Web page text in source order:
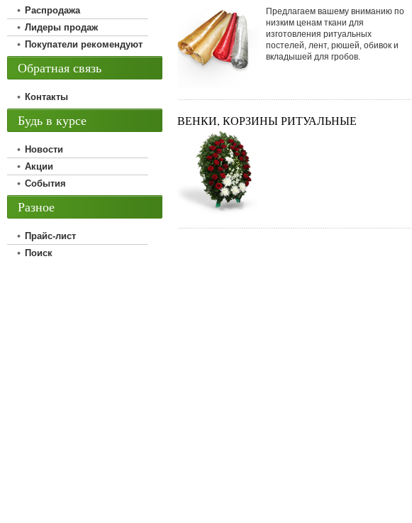
Предлагаем вашему вниманию по
низким ценам ткани для
изготовления ритуальных
постелей, лент, рюшей, обивок и
вкладышей для гробов.
ВЕНКИ, КОРЗИНЫ РИТУАЛЬНЫЕ
Распродажа
Лидеры продаж
Покупатели рекомендуют
Обратная связь
Контакты
Будь в курсе
Новости
Акции
События
Разное
Прайс-лист
Поиск